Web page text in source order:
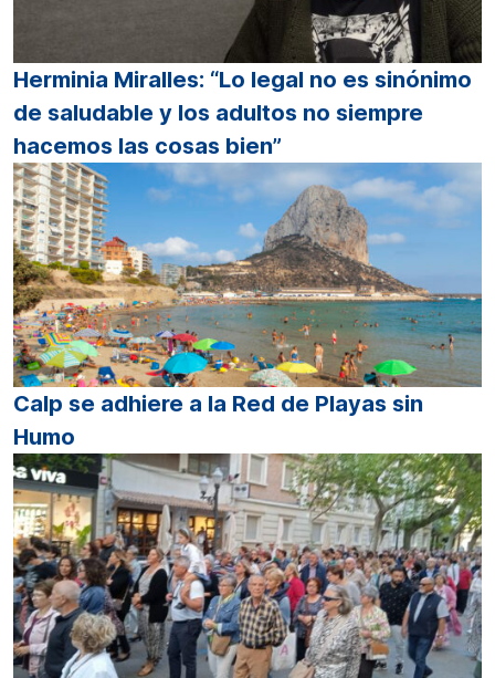
Herminia Miralles: “Lo legal no es sinónimo
de saludable y los adultos no siempre
hacemos las cosas bien”
Calp se adhiere a la Red de Playas sin
Humo